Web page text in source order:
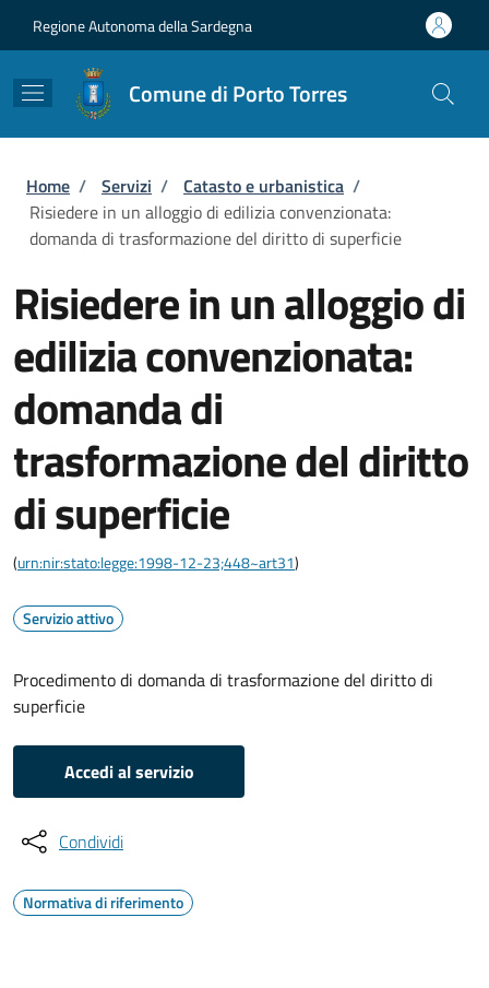
Regione Autonoma della Sardegna
Comune di Porto Torres
Briciole di pane
Home / Servizi / Catasto e urbanistica /
Risiedere in un alloggio di edilizia convenzionata:
domanda di trasformazione del diritto di superficie
Risiedere in un alloggio di
edilizia convenzionata:
domanda di
trasformazione del diritto
di superficie
(urn:nir:stato:legge:1998-12-23;448~art31)
Servizio attivo
Procedimento di domanda di trasformazione del diritto di
superficie
Accedi al servizio
Condividi
Normativa di riferimento